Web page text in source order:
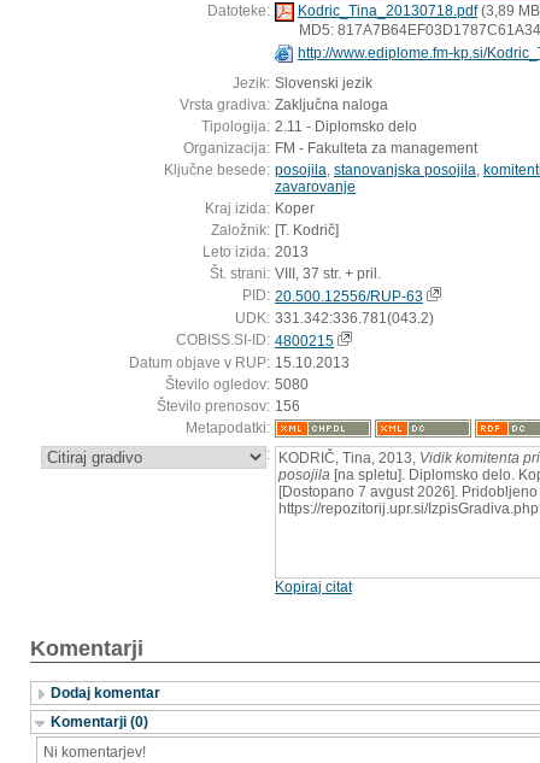
Datoteke:
Kodric_Tina_20130718.pdf(3,89
MD5:
http://www.ediplome.fm-kp.si/
Jezik: Slovenski jezik
Vrsta gradiva: Zaključna naloga
Tipologija: 2.11 - Diplomsko delo
Organizacija: FM - Fakulteta za management
Ključne besede: posojila stanovanjska posojila
zavarovanje
Kraj izida: Koper
Založnik: [T. Kodrič]
Leto izida: 2013
Št. strani: VIII, 37 str. + pril.
PID: 20.500.12556/RUP-63
UDK: 331.342:336.781(043.2)
COBISS.SI-ID: 4800215
Datum objave v RUP: 15.10.2013
Število ogledov: 5080
Število prenosov: 156
Metapodatki:
: KODRIČ, Tina, 2013, Vidik komitenta
posojila [na spletu]. Diplomsko delo.
[Dostopano 7 avgust 2026]. Pridobljeno
https://repozitorij.upr.si/
Kopiraj citat
Komentarji
Dodaj komentar
Komentarji (0)
Ni komentarjev!